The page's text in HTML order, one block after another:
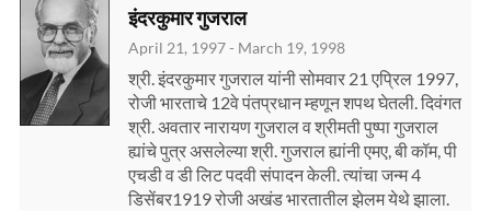
इंदरकुमार गुजराल
April 21, 1997 - March 19, 1998
श्री. इंदरकुमार गुजराल यांनी सोमवार 21 एप्रिल 1997,
रोजी भारताचे 12वे पंतप्रधान म्हणून शपथ घेतली. दिवंगत
श्री. अवतार नारायण गुजराल व श्रीमती पुष्पा गुजराल
ह्यांचे पुत्र असलेल्या श्री. गुजराल ह्यांनी एमए, बी कॉम, पी
एचडी व डी लिट पदवी संपादन केली. त्यांचा जन्म 4
डिसेंबर1919 रोजी अखंड भारतातील झेलम येथे झाला.